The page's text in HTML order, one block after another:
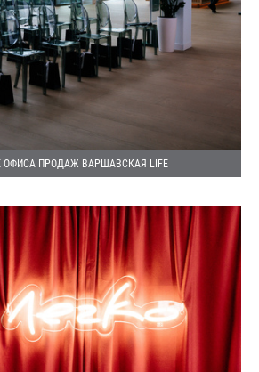
ОФИСА ПРОДАЖ ВАРШАВСКАЯ LIFE